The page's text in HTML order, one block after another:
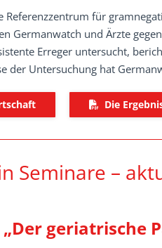
Referenzzentrum für
Germanwatch und Ärzte
Erreger untersucht,
der Untersuchung hat
Die
Seminare –
„Der geriatrische